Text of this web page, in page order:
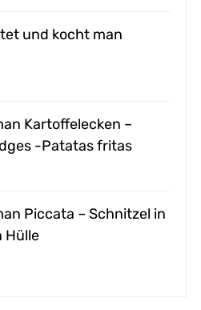
und kocht man
Kartoffelecken –
-Patatas fritas
Piccata – Schnitzel in
Hülle